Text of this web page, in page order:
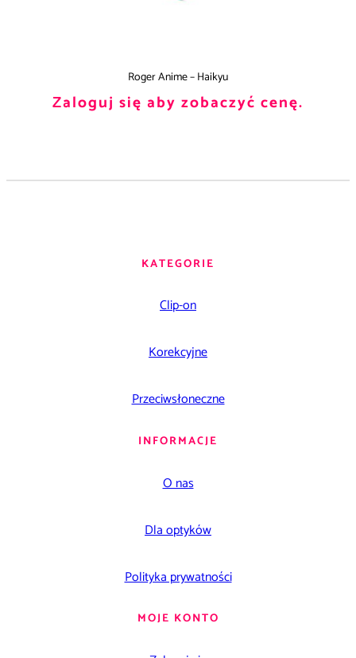
Roger Anime – Haikyu
Zaloguj się aby zobaczyć cenę.
KATEGORIE
Clip-on
Korekcyjne
Przeciwsłoneczne
INFORMACJE
O nas
Dla optyków
Polityka prywatności
MOJE KONTO